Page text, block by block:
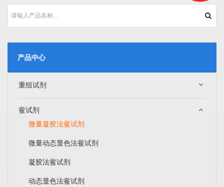
产品中心
重组试剂
鲎试剂
微量凝胶法鲎试剂
微量动态显色法鲎试剂
凝胶法鲎试剂
动态显色法鲎试剂